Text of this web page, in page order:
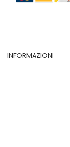
INFORMAZIONI